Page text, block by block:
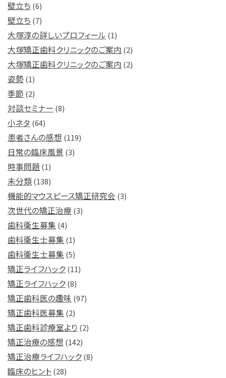
壁立ち (6)
壁立ち (7)
大塚淳の詳しいプロフィール (1)
大塚矯正歯科クリニックのご案内 (2)
大塚矯正歯科クリニックのご案内 (2)
姿勢(1)
季節 (2)
対談セミナー (8)
小ネタ (64)
患者さんの感想 (119)
日常の臨床風景 (3)
時事問題 (1)
未分類(138)
機能的マウスピース矯正研究会 (3)
次世代の矯正治療 (3)
歯科衛生募集 (4)
歯科衛生士募集 (1)
歯科衛生士募集 (5)
矯正ライフハック(11)
矯正ライフハック(8)
矯正歯科医の趣味 (97)
矯正歯科医募集 (2)
矯正歯科診療室より (2)
矯正治療の感想 (142)
矯正治療ライフハック(8)
臨床のヒント(28)